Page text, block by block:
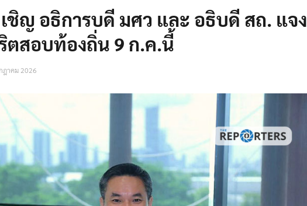
ชิญ อธิการบดี มศว และ อธิบดี สถ. แจง
สอบท้องถิ่น 9 ก.ค.นี้
ฎาคม 2026